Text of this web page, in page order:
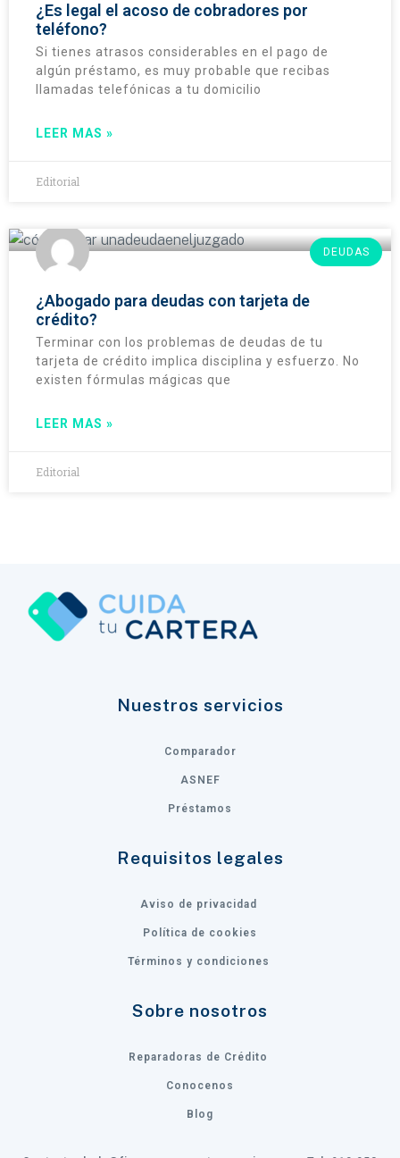
¿Es legal el acoso de cobradores por
teléfono?
Si tienes atrasos considerables en el pago de
algún préstamo, es muy probable que recibas
llamadas telefónicas a tu domicilio
LEER MAS »
Editorial
DEUDAS
¿Abogado para deudas con tarjeta de
crédito?
Terminar con los problemas de deudas de tu
tarjeta de crédito implica disciplina y esfuerzo. No
existen fórmulas mágicas que
LEER MAS »
Editorial
Nuestros servicios
Comparador
ASNEF
Préstamos
Requisitos legales
Aviso de privacidad
Política de cookies
Términos y condiciones
Sobre nosotros
Reparadoras de Crédito
Conocenos
Blog